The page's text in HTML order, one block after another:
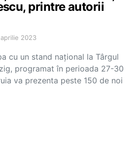
printre autorii
2023
cu un stand naţional la Târgul
programat în perioada 27-30
va prezenta peste 150 de noi